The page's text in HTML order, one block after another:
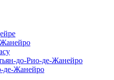
до-Рио-де-Жанейро
де-Жанейро